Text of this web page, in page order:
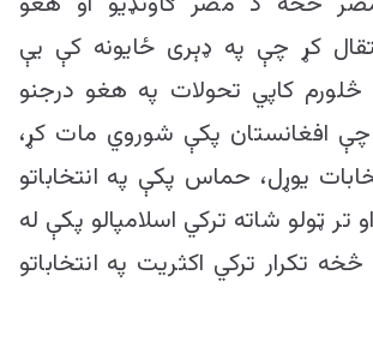
کړ چې په ډېری ځایونه کې یې
څلورم کاپي تحولات په هغو درجنو
چې افغانستان پکې شوروي مات کړ،
یوړل، حماس پکې په انتخاباتو
تر ټولو شاته ترکي اسلامپالو پکې له
تکرار ترکي اکثریت په انتخاباتو